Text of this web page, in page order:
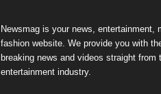
Newsmag is your news, entertainment,
fashion website. We provide you with
breaking news and videos straight from
entertainment industry.